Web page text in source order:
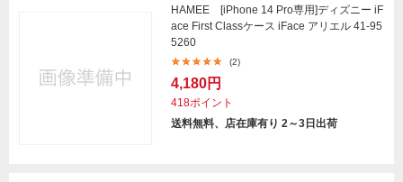
HAMEE [iPhone 14 Pro専用]ディズニー iF
ace First Classケース iFace アリエル 41-95
5260
(2)
4,180円
418ポイント
送料無料、店在庫有り 2～3日出荷